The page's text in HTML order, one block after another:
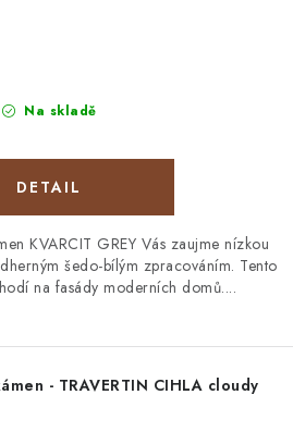
Na skladě
KVARCIT GREY Vás zaujme nízkou
šedo-bílým zpracováním. Tento
na fasády moderních domů....
- TRAVERTIN CIHLA cloudy